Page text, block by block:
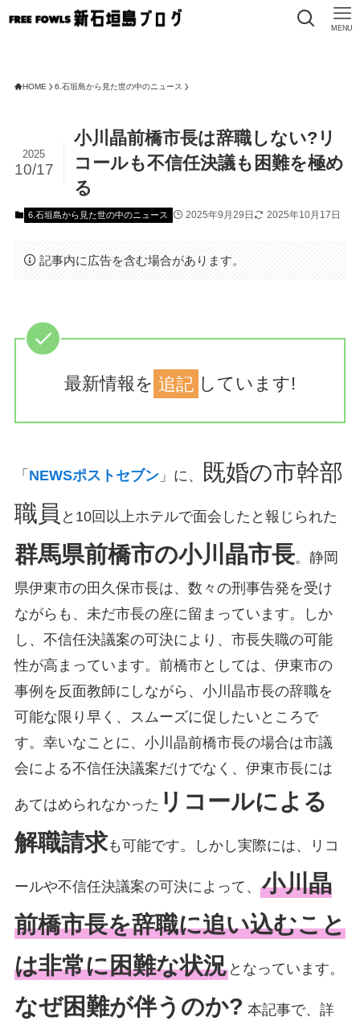
MENU
HOME 6.石垣島から見た世の中のニュース
小川晶前橋市長は辞職しない?リ
コールも不信任決議も困難を極め
る
2025
10/17
6.石垣島から見た世の中のニュース 2025年9月29日 2025年10月17日
記事内に広告を含む場合があります。
最新情報を 追記 しています!
「 NEWSポストセブン」に、
既婚の市幹部
職員 と10回以上ホテルで面会したと報じられた
群馬県前橋市の小川晶市長。静岡
県伊東市の田久保市長は、数々の刑事告発を受け
ながらも、未だ市長の座に留まっています。しか
し、不信任決議案の可決により、市長失職の可能
性が高まっています。前橋市としては、伊東市の
事例を反面教師にしながら、小川晶市長の辞職を
可能な限り早く、スムーズに促したいところで
す。幸いなことに、小川晶前橋市長の場合は市議
会による不信任決議案だけでなく、伊東市長には
あてはめられなかった リコールによる
解職請求も可能です。しかし実際には、リコ
ールや不信任決議案の可決によって、 小川晶
前橋市長を辞職に追い込むこと
は非常に困難な状況となっています。
なぜ困難が伴うのか? 本記事で、詳